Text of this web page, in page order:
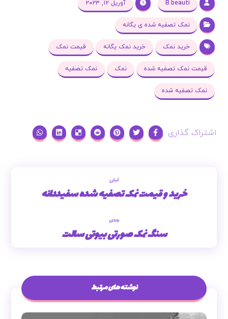
B.beauti آوریل ۱۲, ۲۰۲۳
نمک تصفیه شده ی یگانه
خرید نمک خرید نمک یگانه قیمت نمک
قیمت نمک تصفیه شده نمک نمک تصفیه
نمک تصفیه شده
قبلی
خرید و قیمت نمک تصفیه شده سفیددانه
بعدی
سنگ نمک صورتی بیوتی سالت
نوشته های مرتبط